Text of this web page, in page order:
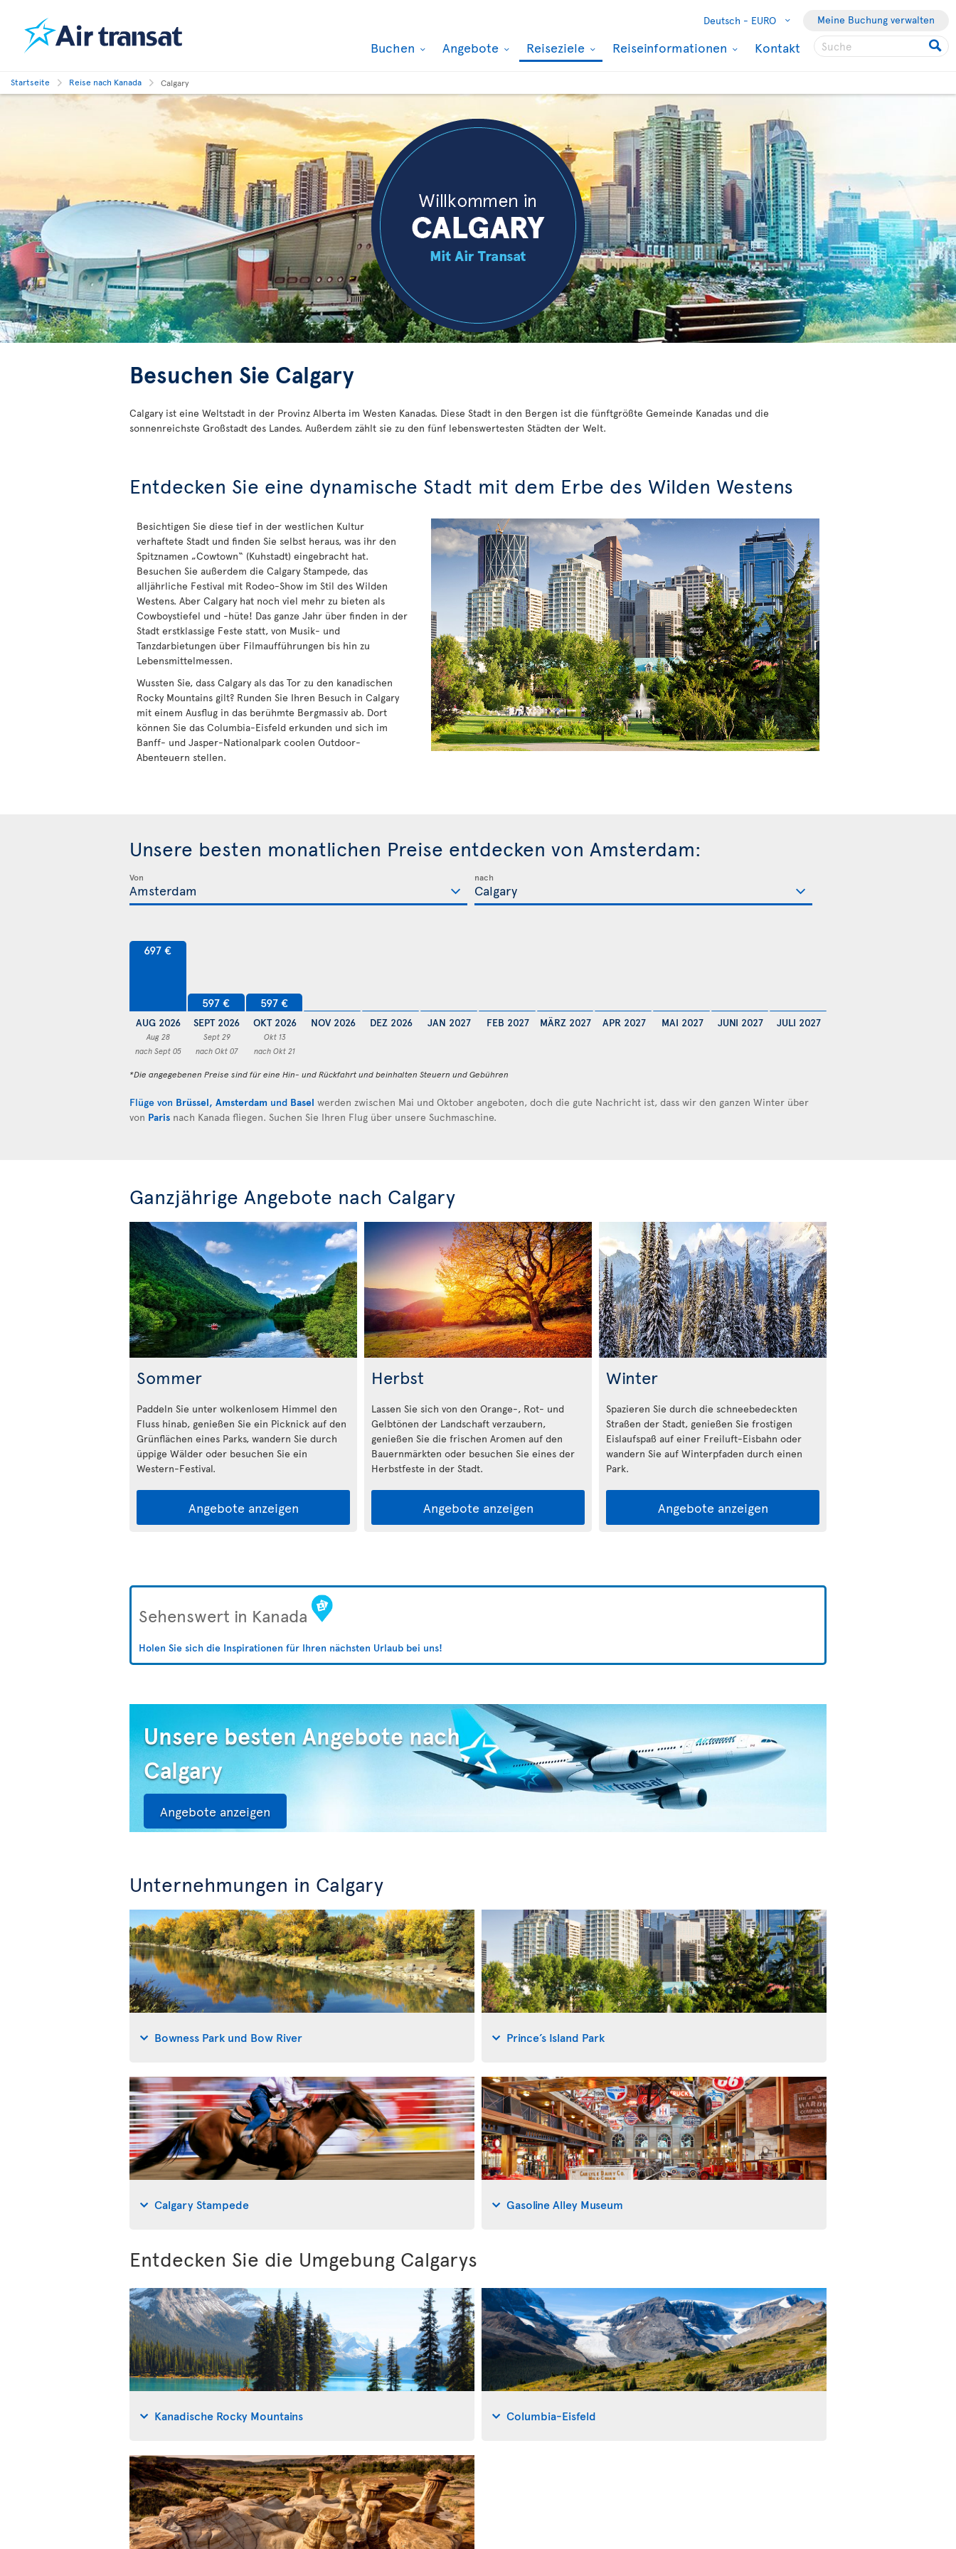
Deutsch - EURO Meine Buchung verwalten
Buchen Angebote Reiseziele Reiseinformationen Kontakt
Startseite Reise nach Kanada Calgary
Besuchen Sie Calgary
Calgary ist eine Weltstadt in der Provinz Alberta im Westen Kanadas. Diese Stadt in den Bergen ist die fünftgrößte Gemeinde Kanadas und die
sonnenreichste Großstadt des Landes. Außerdem zählt sie zu den fünf lebenswertesten Städten der Welt.
Entdecken Sie eine dynamische Stadt mit dem Erbe des Wilden Westens
Besichtigen Sie diese tief in der westlichen Kultur
verhaftete Stadt und finden Sie selbst heraus, was ihr den
Spitznamen „Cowtown“ (Kuhstadt) eingebracht hat.
Besuchen Sie außerdem die Calgary Stampede, das
alljährliche Festival mit Rodeo-Show im Stil des Wilden
Westens. Aber Calgary hat noch viel mehr zu bieten als
Cowboystiefel und -hüte! Das ganze Jahr über finden in der
Stadt erstklassige Feste statt, von Musik- und
Tanzdarbietungen über Filmaufführungen bis hin zu
Lebensmittelmessen.
Wussten Sie, dass Calgary als das Tor zu den kanadischen
Rocky Mountains gilt? Runden Sie Ihren Besuch in Calgary
mit einem Ausflug in das berühmte Bergmassiv ab. Dort
können Sie das Columbia-Eisfeld erkunden und sich im
Banff- und Jasper-Nationalpark coolen Outdoor-
Abenteuern stellen.
Unsere besten monatlichen Preise entdecken von Amsterdam:
Von nach
697 €
AUG 2026
Aug 28
nach Sept 05
597 €
SEPT 2026
Sept 29
nach Okt 07
597 €
OKT 2026
Okt 13
nach Okt 21
NOV 2026 DEZ 2026 JAN 2027 FEB 2027 MÄRZ 2027 APR 2027 MAI 2027 JUNI 2027 JULI 2027
*Die angegebenen Preise sind für eine Hin- und Rückfahrt und beinhalten Steuern und Gebühren
Flüge von Brüssel, Amsterdam und Basel werden zwischen Mai und Oktober angeboten, doch die gute Nachricht ist, dass wir den ganzen Winter über
von Paris nach Kanada fliegen. Suchen Sie Ihren Flug über unsere Suchmaschine.
Ganzjährige Angebote nach Calgary
Sommer
Paddeln Sie unter wolkenlosem Himmel den
Fluss hinab, genießen Sie ein Picknick auf den
Grünflächen eines Parks, wandern Sie durch
üppige Wälder oder besuchen Sie ein
Western-Festival.
Angebote anzeigen
Herbst
Lassen Sie sich von den Orange-, Rot- und
Gelbtönen der Landschaft verzaubern,
genießen Sie die frischen Aromen auf den
Bauernmärkten oder besuchen Sie eines der
Herbstfeste in der Stadt.
Angebote anzeigen
Winter
Spazieren Sie durch die schneebedeckten
Straßen der Stadt, genießen Sie frostigen
Eislaufspaß auf einer Freiluft-Eisbahn oder
wandern Sie auf Winterpfaden durch einen
Park.
Angebote anzeigen
Sehenswert in Kanada
Holen Sie sich die Inspirationen für Ihren nächsten Urlaub bei uns!
Unsere besten Angebote nach
Calgary
Angebote anzeigen
Unternehmungen in Calgary
Bowness Park und Bow River Prince’s Island Park
Calgary Stampede Gasoline Alley Museum
Entdecken Sie die Umgebung Calgarys
Kanadische Rocky Mountains Columbia-Eisfeld